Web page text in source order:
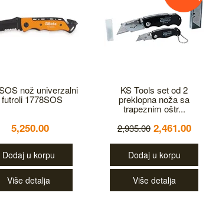
nož univerzalni
futroli 1778SOS
5,250.00
Dodaj u korpu
Više detalja
KS Tools set od 2
preklopna noža sa
trapeznim oštr...
2,935.00 2,461.00
Dodaj u korpu
Više detalja